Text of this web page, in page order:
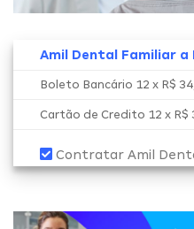
Amil Dental Familiar a
Boleto Bancário 12 x R$
Cartão de Credito 12 x R$
Contratar Amil